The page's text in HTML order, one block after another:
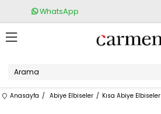
WhatsApp
Anasayfa Abiye Elbiseler Kısa Abiye Elbiseler